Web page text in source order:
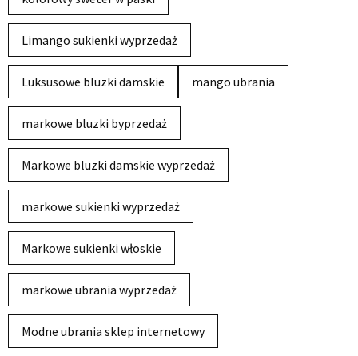
Limango sukienki wyprzedaż
Luksusowe bluzki damskie mango ubrania
markowe bluzki byprzedaż
Markowe bluzki damskie wyprzedaż
markowe sukienki wyprzedaż
Markowe sukienki włoskie
markowe ubrania wyprzedaż
Modne ubrania sklep internetowy